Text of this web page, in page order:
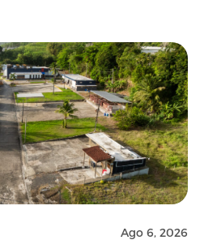
Ago 6, 2026